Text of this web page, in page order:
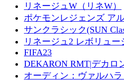
リネージュW（リネW）
ポケモンレジェンズ ア
サンクラシック(SUN
リネージュ2 レボリュ
FIFA23
DEKARON RMT|デカロ
オーディン：ヴァルハ